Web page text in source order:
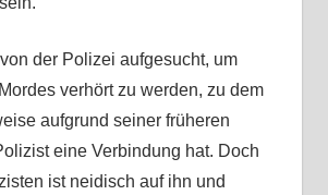
der Polizei aufgesucht, um
verhört zu werden, zu dem
aufgrund seiner früheren
eine Verbindung hat. Doch
ist neidisch auf ihn und